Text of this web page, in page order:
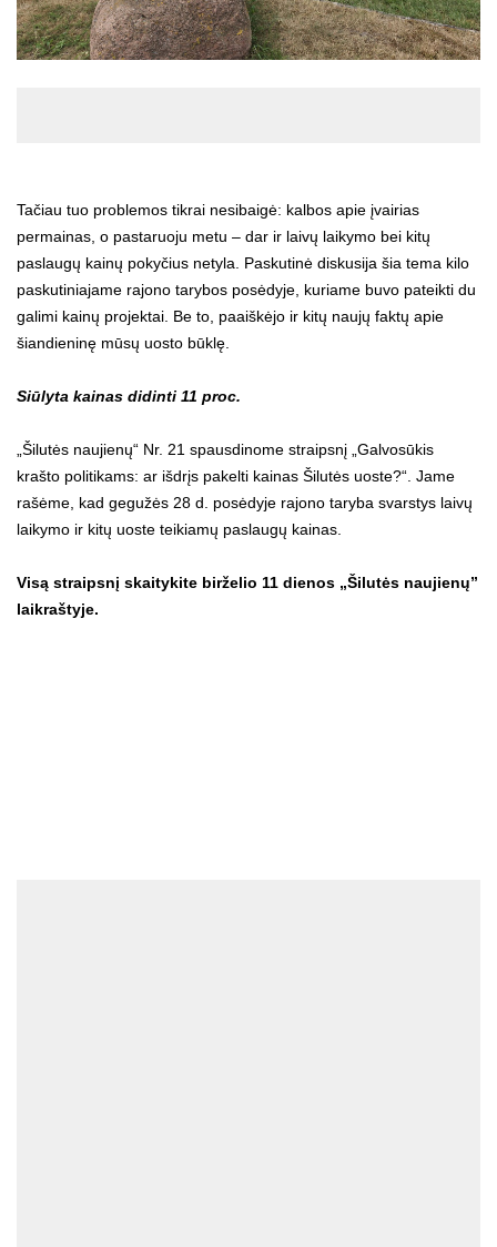
Tačiau tuo problemos tikrai nesibaigė: kalbos apie įvairias
permainas, o pastaruoju metu – dar ir laivų laikymo bei kitų
paslaugų kainų pokyčius netyla. Paskutinė diskusija šia tema kilo
paskutiniajame rajono tarybos posėdyje, kuriame buvo pateikti du
galimi kainų projektai. Be to, paaiškėjo ir kitų naujų faktų apie
šiandieninę mūsų uosto būklę.
Siūlyta kainas didinti 11 proc.
„Šilutės naujienų“ Nr. 21 spausdinome straipsnį „Galvosūkis
krašto politikams: ar išdrįs pakelti kainas Šilutės uoste?“. Jame
rašėme, kad gegužės 28 d. posėdyje rajono taryba svarstys laivų
laikymo ir kitų uoste teikiamų paslaugų kainas.
Visą straipsnį skaitykite birželio 11 dienos „Šilutės naujienų”
laikraštyje.